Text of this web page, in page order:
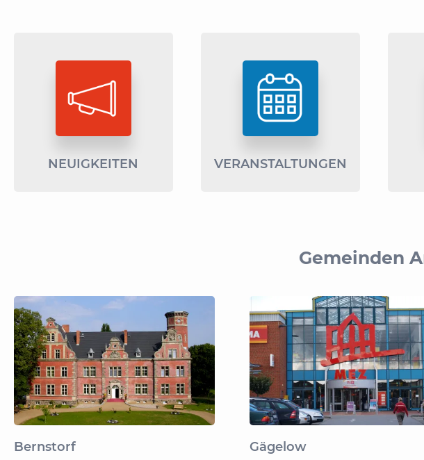
NEUIGKEITEN VERANSTALTUNGEN
Gemeinden
Bernstorf Gägelow